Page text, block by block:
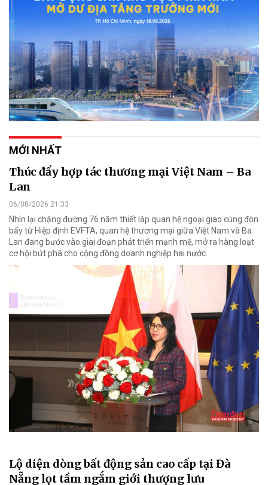
MỚI NHẤT
Thúc đẩy hợp tác thương mại Việt Nam – Ba
Lan
06/08/2026 21:33
Nhìn lại chặng đường 76 năm thiết lập quan hệ ngoại giao cùng đòn
bẩy từ Hiệp định EVFTA, quan hệ thương mại giữa Việt Nam và Ba
Lan đang bước vào giai đoạn phát triển mạnh mẽ, mở ra hàng loạt
cơ hội bứt phá cho cộng đồng doanh nghiệp hai nước.
Lộ diện dòng bất động sản cao cấp tại Đà
Nẵng lọt tầm ngắm giới thượng lưu